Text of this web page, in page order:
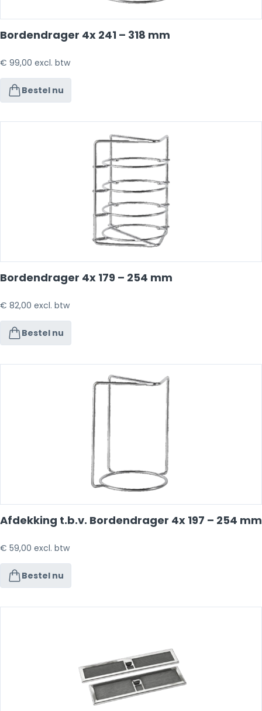
Bordendrager 4x 241 – 318 mm
€ 99,00 excl. btw
Bestel nu
Bordendrager 4x 179 – 254 mm
€ 82,00 excl. btw
Bestel nu
Afdekking t.b.v. Bordendrager 4x 197 – 254 mm
€ 59,00 excl. btw
Bestel nu